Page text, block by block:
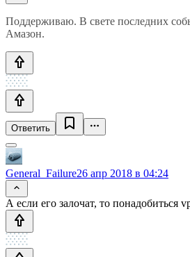
Поддерживаю. В свете последних
Амазон.
Ответить
General_Failure26 апр 2018 в 04:24
А если его залочат, то понадобиться